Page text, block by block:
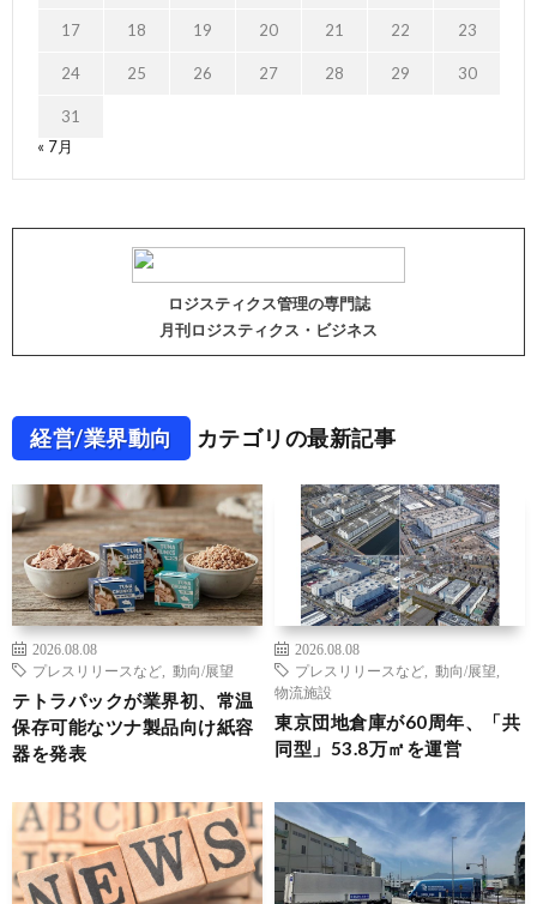
17 18 19 20 21 22 23
24 25 26 27 28 29 30
31
« 7月
ロジスティクス管理の専門誌
月刊ロジスティクス・ビジネス
経営/業界動向 カテゴリの最新記事
2026.08.08
プレスリリースなど
動向/展望
テトラパックが業界初、常温
保存可能なツナ製品向け紙容
器を発表
2026.08.08
プレスリリースなど
動向/展望
物流施設
東京団地倉庫が60周年、「共
同型」53.8万㎡を運営